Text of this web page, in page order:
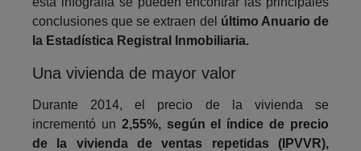
conclusiones que se extraen del último Anuario de
la Estadística Registral Inmobiliaria.
Una vivienda de mayor valor
Durante 2014, el precio de la vivienda se
incrementó un 2,55%, según el índice de precio
de la vivienda de ventas repetidas (IPVVR),